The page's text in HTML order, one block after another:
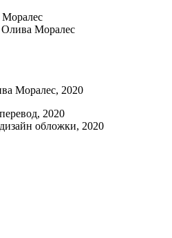
Моралес
Олива Моралес
Моралес, 2020
2020
обложки, 2020